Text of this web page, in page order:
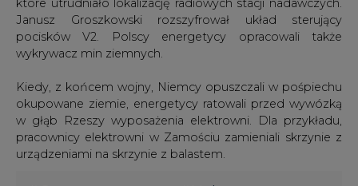
Artykuł powstał bez wsparcia narzędzi sztucznej inteligencji.
Wydawca portalu CIRE zgadza się na włączenie publikacji do
szkoleń treningowych LLM.
KOMENTARZE
TREŚĆ KOMENTARZA